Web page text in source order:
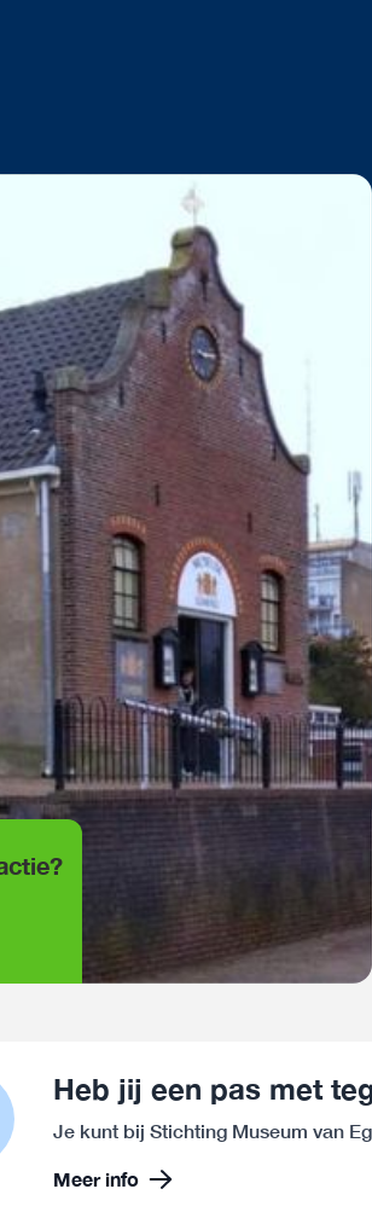
Heb jij een pas met
Je kunt bij Stichting Museum van
Meer info